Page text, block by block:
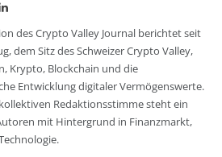
LinkedIn
des Crypto Valley Journal berichtet seit
dem Sitz des Schweizer Crypto Valley,
Krypto, Blockchain und die
Entwicklung digitaler Vermögenswerte.
Redaktionsstimme steht ein
mit Hintergrund in Finanzmarkt,